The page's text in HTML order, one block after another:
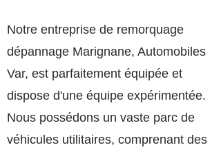
Notre entreprise de remorquage
dépannage Marignane, Automobiles
Var, est parfaitement équipée et
dispose d'une équipe expérimentée.
Nous possédons un vaste parc de
véhicules utilitaires, comprenant des